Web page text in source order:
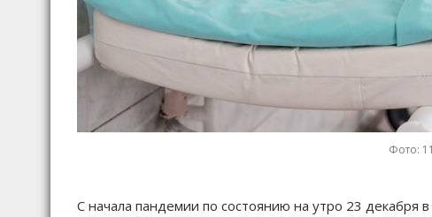
Фото:
С начала пандемии по состоянию на утро 23 декабря